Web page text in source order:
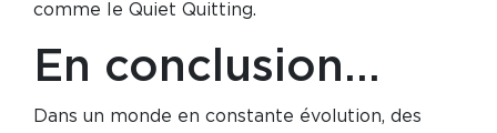
comme le Quiet Quitting.
En conclusion…
Dans un monde en constante évolution, des